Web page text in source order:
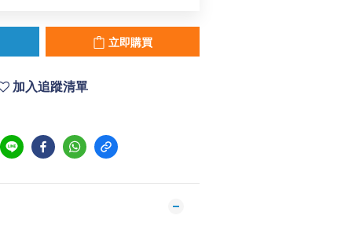
立即購買
加入追蹤清單